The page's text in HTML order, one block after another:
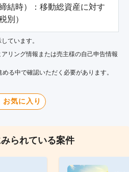
結時）：移動総資産に対す
別）
ています。
リング情報または売主様の自己申告情報
る中で確認いただく必要があります。
お気に入り
られている案件